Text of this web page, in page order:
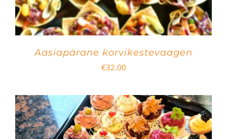
Aasiapärane korvikestevaagen
€32.00